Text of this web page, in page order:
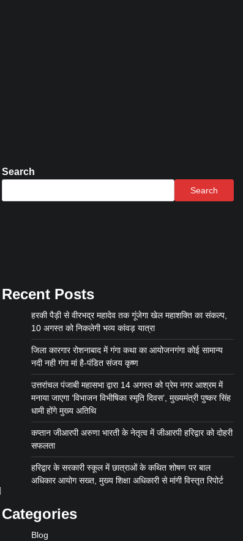
Search
Search
Recent Posts
हरकी पैड़ी से वीरभद्र महादेव तक गूंजेगा खेल महाशक्ति का संकल्प,
10 अगस्त को निकलेगी भव्य कांवड़ यात्रा
जिला कारगार रोशनाबाद में गंगा कथा का आयोजनगंगा कोई सामान्य
नदी नही गंगा मां है-पंडित संजय कृष्ण
उत्तरांचल पंजाबी महासभा द्वारा 14 अगस्त को प्रेम नगर आश्रम में
मनाया जाएगा ‘विभाजन विभीषिका स्मृति दिवस’, मुख्यमंत्री पुष्कर सिंह
धामी होंगे मुख्य अतिथि
कप्तान जीआरपी अरुणा भारती के नेतृत्व में जीआरपी हरिद्वार को दोहरी
सफलता
हरिद्वार के सरकारी स्कूल में छात्राओं के कथित शोषण पर बाल
अधिकार आयोग सख्त, मुख्य शिक्षा अधिकारी से मांगी विस्तृत रिपोर्ट
Categories
Blog